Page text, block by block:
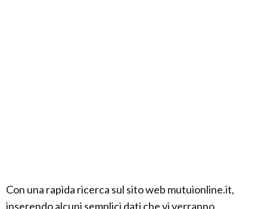
Con una rapida ricerca sul sito web mutuionline.it,
inserendo alcuni semplici dati che vi verranno